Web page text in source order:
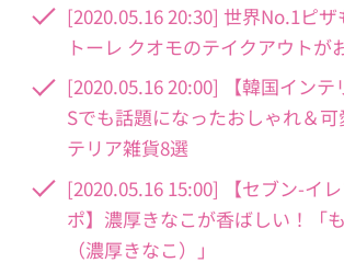
[2020.05.16 20:30] 世界No.1ピ
トーレ クオモのテイクアウトが
[2020.05.16 20:00] 【韓国インテ
Sでも話題になったおしゃれ＆
テリア雑貨8選
[2020.05.16 15:00] 【セブン-イ
ポ】濃厚きなこが香ばしい！「
（濃厚きなこ）」